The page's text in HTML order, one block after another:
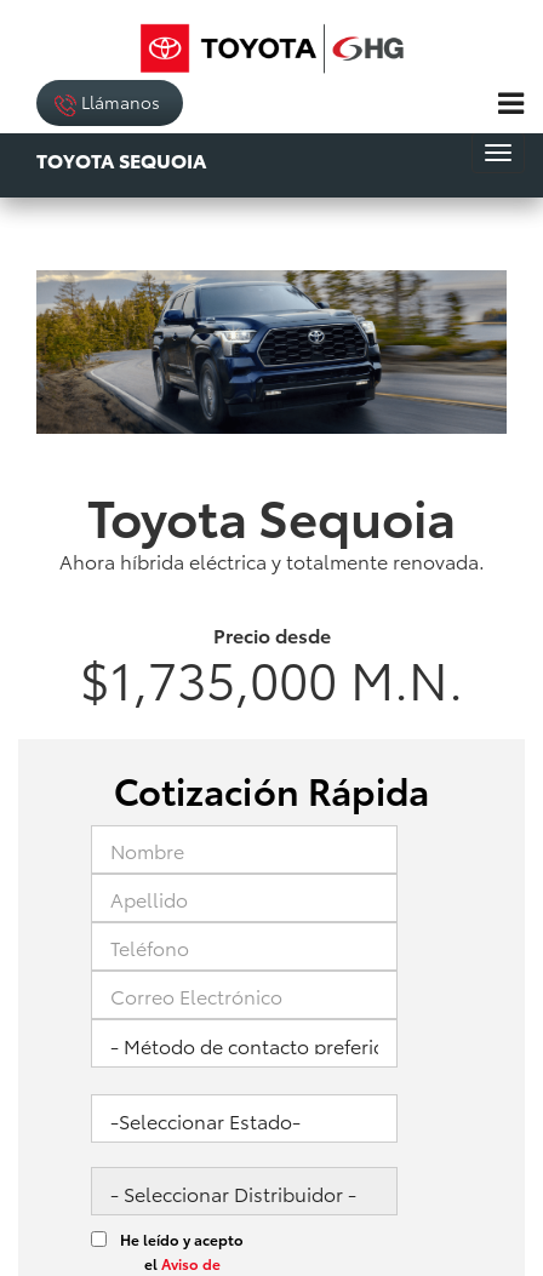
Llámanos
TOYOTA SEQUOIA
Toyota Sequoia
Ahora híbrida eléctrica y totalmente renovada.
Precio desde
$1,735,000 M.N.
Cotización Rápida
He leído y acepto
elAviso de